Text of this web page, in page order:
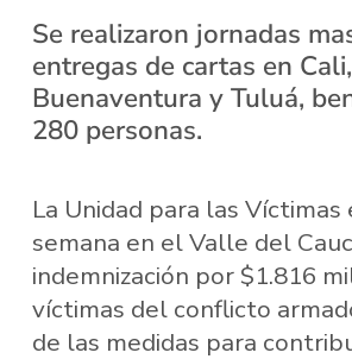
Se realizaron jornadas
entregas de cartas en Cali,
Buenaventura y Tuluá,
280 personas.
La Unidad para las
semana en el Valle del
indemnización por $1.816
víctimas del conflicto
de las medidas para